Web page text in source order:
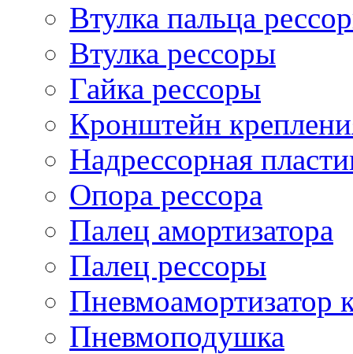
Втулка пальца
Втулка рессоры
Гайка рессоры
Кронштейн
Надрессорная
Опора рессора
Палец амортизатора
Палец рессоры
Пневмоамортизатор
Пневмоподушка